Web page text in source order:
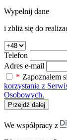
Wypełnij dane
i zbliż się do
Telefon
Adres e-mail
* Zapoznałem
korzystania z
Osobowych.
Przejdź dalej
We współpracy z